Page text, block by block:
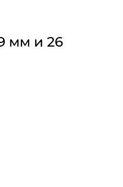
мм и 26